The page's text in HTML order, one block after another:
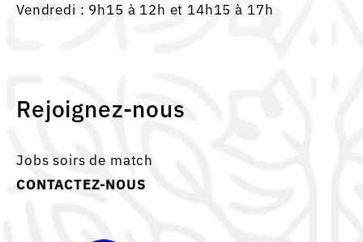
Vendredi : 9h15 à 12h et 14h15 à 17h
Rejoignez-nous
Jobs soirs de match
CONTACTEZ-NOUS